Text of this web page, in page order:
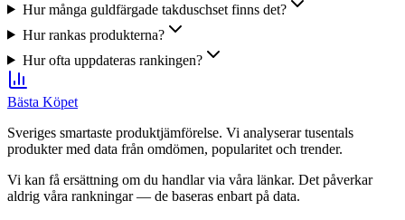
Hur många guldfärgade takduschset finns det?
Hur rankas produkterna?
Hur ofta uppdateras rankingen?
Bästa Köpet
Sveriges smartaste produktjämförelse. Vi analyserar tusentals
produkter med data från omdömen, popularitet och trender.
Vi kan få ersättning om du handlar via våra länkar. Det påverkar
aldrig våra rankningar — de baseras enbart på data.